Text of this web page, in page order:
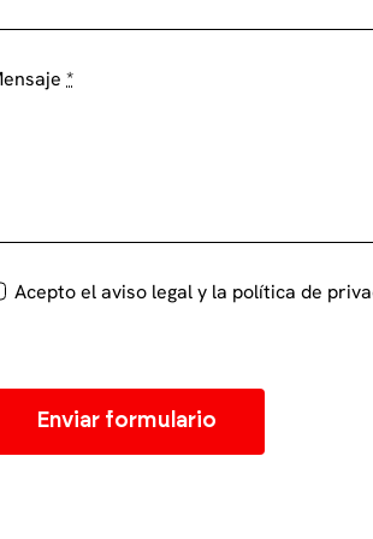
*
Acepto el aviso legal y la política de
Enviar formulario